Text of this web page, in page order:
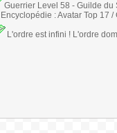
Guerrier Level 58 - Guilde
Encyclopédie : Avatar Top 17 /
L'ordre est infini ! L'ordre